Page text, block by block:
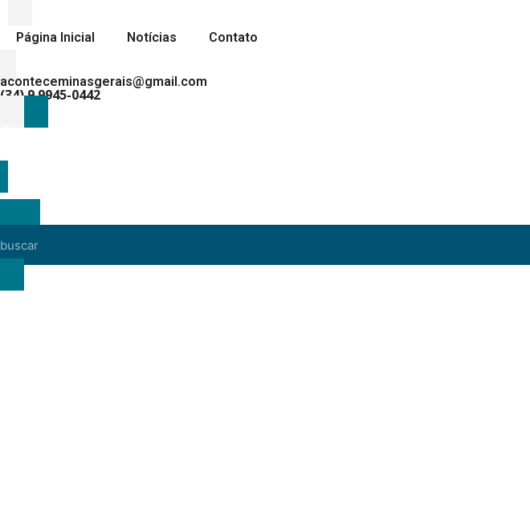
Página Inicial Notícias Contato
aconteceminasgerais@gmail.com
(34) 9.9945-0442
MENU